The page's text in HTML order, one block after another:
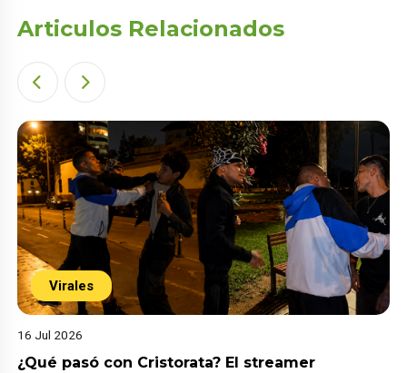
Articulos Relacionados
Virales
16 Jul 2026
¿Qué pasó con Cristorata? El streamer